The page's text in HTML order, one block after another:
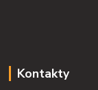
Kontakty